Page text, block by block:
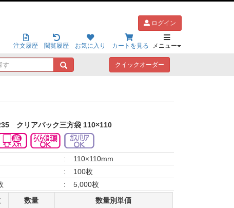
ログイン
注文履歴 閲覧履歴 お気に入り カートを見る メニュー
キ
ー
ド
探
す
クイックオーダー
クリアパック三方袋 110×110
:
110×110mm
:
100枚
:
5,000枚
数量
数量別単価